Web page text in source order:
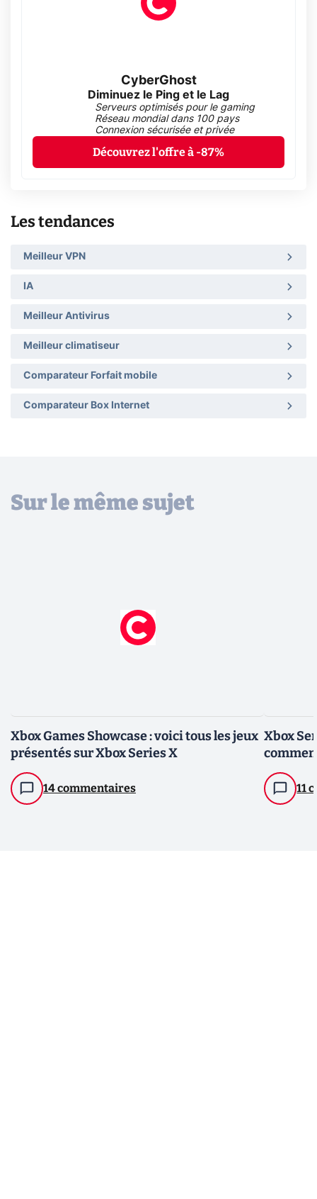
CyberGhost
Diminuez le Ping et le Lag
Serveurs optimisés pour le gaming
Réseau mondial dans 100 pays
Connexion sécurisée et privée
Découvrez l'offre à -87%
Les tendances
Meilleur VPN
IA
Meilleur Antivirus
Meilleur climatiseur
Comparateur Forfait mobile
Comparateur Box Internet
Sur le même sujet
Xbox Games Showcase : voici tous les jeux
présentés sur Xbox Series X
14 commentaires
Xbox
11